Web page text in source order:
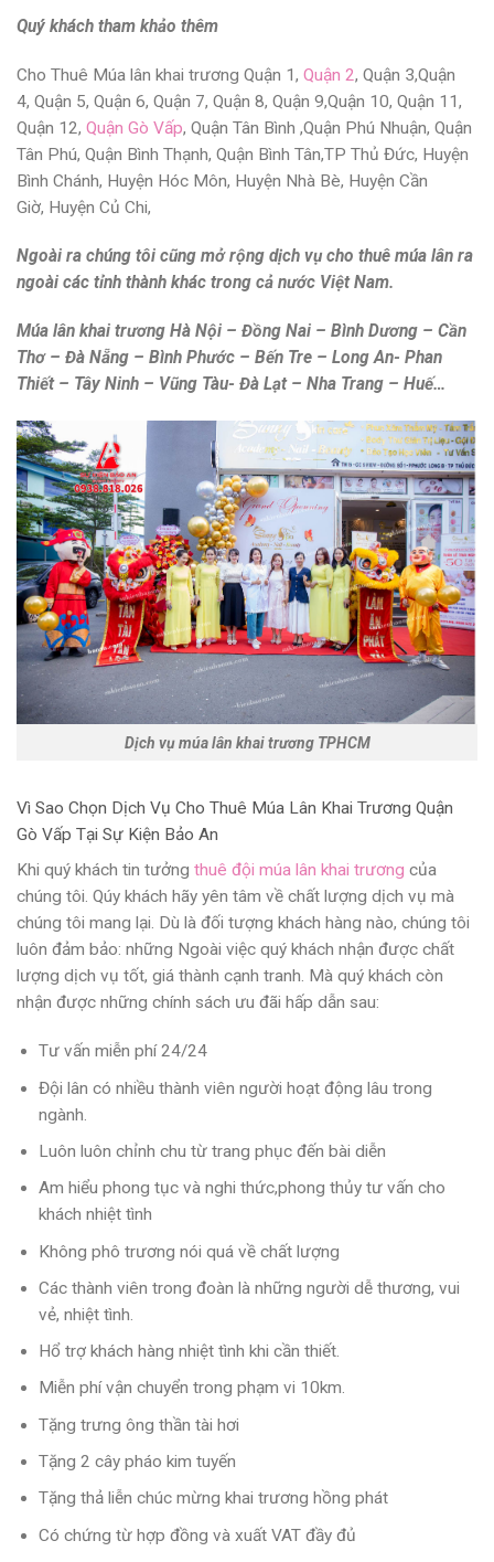
Quý khách tham khảo thêm
Cho Thuê Múa lân khai trương Quận 1, Quận 2, Quận 3,Quận
4, Quận 5, Quận 6, Quận 7, Quận 8, Quận 9,Quận 10, Quận 11,
Quận 12, Quận Gò Vấp, Quận Tân Bình ,Quận Phú Nhuận, Quận
Tân Phú, Quận Bình Thạnh, Quận Bình Tân,TP Thủ Đức, Huyện
Bình Chánh, Huyện Hóc Môn, Huyện Nhà Bè, Huyện Cần
Giờ, Huyện Củ Chi,
Ngoài ra chúng tôi cũng mở rộng dịch vụ cho thuê múa lân ra
ngoài các tỉnh thành khác trong cả nước Việt Nam.
Múa lân khai trương Hà Nội – Đồng Nai – Bình Dương – Cần
Thơ – Đà Nẵng – Bình Phước – Bến Tre – Long An- Phan
Thiết – Tây Ninh – Vũng Tàu- Đà Lạt – Nha Trang – Huế…
Dịch vụ múa lân khai trương TPHCM
Vì Sao Chọn Dịch Vụ Cho Thuê Múa Lân Khai Trương Quận
Gò Vấp Tại Sự Kiện Bảo An
Khi quý khách tin tưởng thuê đội múa lân khai trương của
chúng tôi. Qúy khách hãy yên tâm về chất lượng dịch vụ mà
chúng tôi mang lại. Dù là đối tượng khách hàng nào, chúng tôi
luôn đảm bảo: những Ngoài việc quý khách nhận được chất
lượng dịch vụ tốt, giá thành cạnh tranh. Mà quý khách còn
nhận được những chính sách ưu đãi hấp dẫn sau:
Tư vấn miễn phí 24/24
Đội lân có nhiều thành viên người hoạt động lâu trong
ngành.
Luôn luôn chỉnh chu từ trang phục đến bài diễn
Am hiểu phong tục và nghi thức,phong thủy tư vấn cho
khách nhiệt tình
Không phô trương nói quá về chất lượng
Các thành viên trong đoàn là những người dễ thương, vui
vẻ, nhiệt tình.
Hổ trợ khách hàng nhiệt tình khi cần thiết.
Miễn phí vận chuyển trong phạm vi 10km.
Tặng trưng ông thần tài hơi
Tặng 2 cây pháo kim tuyến
Tặng thả liễn chúc mừng khai trương hồng phát
Có chứng từ hợp đồng và xuất VAT đầy đủ